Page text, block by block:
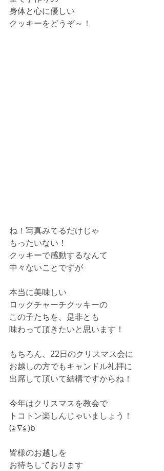
身体と心に優しい
クッキーをどうぞ～！
ね！写真みてるだけじゃ
もったいない！
クッキーで感動するなんて
中々ないことですが
本当に美味しい
ロックチャーチクッキーの
この子たちを、是非とも
味わって頂きたいと思います！
もちろん、22日のクリスマス会に
お越しの方でもキャンドル礼拝に
出席して頂いて結構ですからね！
今年はクリスマスを教会で
トコトン楽しんじゃいましょう！
(≧∇≦)b
皆様のお越しを
お待ちしております